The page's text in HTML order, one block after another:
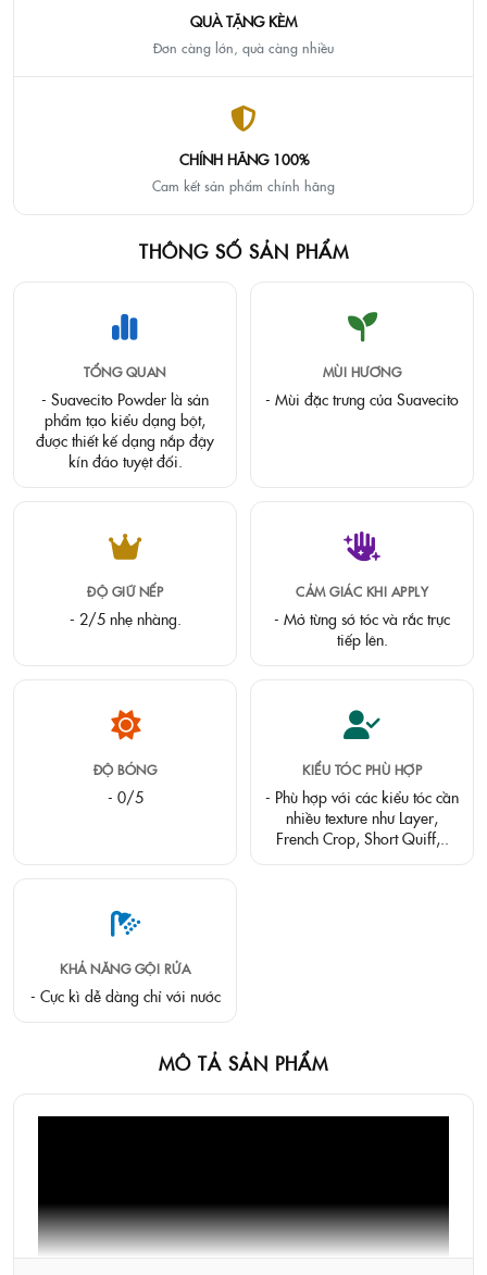
QUÀ TẶNG KÈM
Đơn càng lớn, quà càng nhiều
CHÍNH HÃNG 100%
Cam kết sản phẩm chính hãng
THÔNG SỐ SẢN PHẨM
TỔNG QUAN
- Suavecito Powder là sản
phẩm tạo kiểu dạng bột,
được thiết kế dạng nắp đậy
kín đáo tuyệt đối.
MÙI HƯƠNG
- Mùi đặc trưng của Suavecito
ĐỘ GIỮ NẾP
- 2/5 nhẹ nhàng.
CẢM GIÁC KHI APPLY
- Mở từng sớ tóc và rắc trực
tiếp lên.
ĐỘ BÓNG
- 0/5
KIỂU TÓC PHÙ HỢP
- Phù hợp với các kiểu tóc cần
nhiều texture như Layer,
French Crop, Short Quiff,..
KHẢ NĂNG GỘI RỬA
- Cực kì dễ dàng chỉ với nước
MÔ TẢ SẢN PHẨM